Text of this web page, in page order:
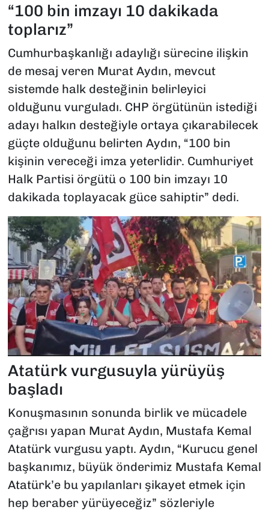
“100 bin imzayı 10 dakikada
toplarız”
Cumhurbaşkanlığı adaylığı sürecine ilişkin
de mesaj veren Murat Aydın, mevcut
sistemde halk desteğinin belirleyici
olduğunu vurguladı. CHP örgütünün istediği
adayı halkın desteğiyle ortaya çıkarabilecek
güçte olduğunu belirten Aydın, “100 bin
kişinin vereceği imza yeterlidir. Cumhuriyet
Halk Partisi örgütü o 100 bin imzayı 10
dakikada toplayacak güce sahiptir” dedi.
Atatürk vurgusuyla yürüyüş
başladı
Konuşmasının sonunda birlik ve mücadele
çağrısı yapan Murat Aydın, Mustafa Kemal
Atatürk vurgusu yaptı. Aydın, “Kurucu genel
başkanımız, büyük önderimiz Mustafa Kemal
Atatürk’e bu yapılanları şikayet etmek için
hep beraber yürüyeceğiz” sözleriyle